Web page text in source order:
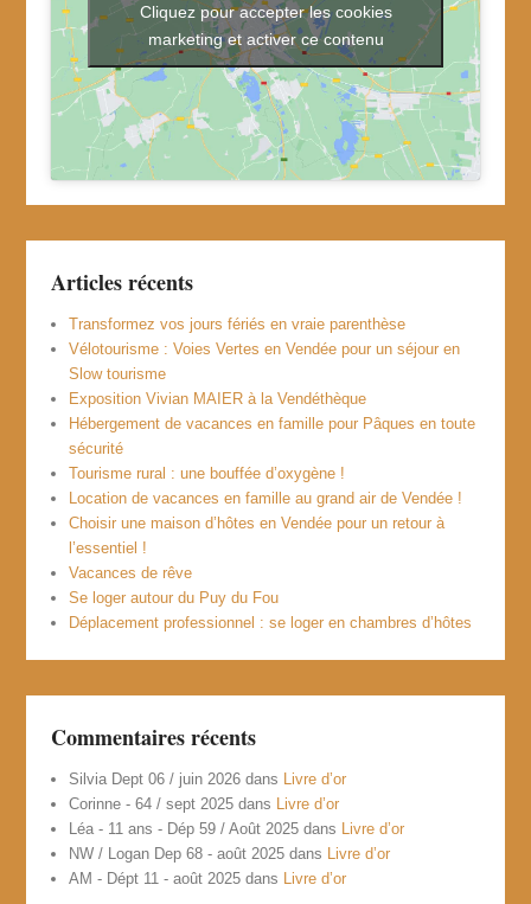
Cliquez pour accepter les cookies
marketing et activer ce contenu
Articles récents
Transformez vos jours fériés en vraie parenthèse
Vélotourisme : Voies Vertes en Vendée pour un séjour en
Slow tourisme
Exposition Vivian MAIER à la Vendéthèque
Hébergement de vacances en famille pour Pâques en toute
sécurité
Tourisme rural : une bouffée d’oxygène !
Location de vacances en famille au grand air de Vendée !
Choisir une maison d’hôtes en Vendée pour un retour à
l’essentiel !
Vacances de rêve
Se loger autour du Puy du Fou
Déplacement professionnel : se loger en chambres d’hôtes
Commentaires récents
Silvia Dept 06 / juin 2026 dans Livre d’or
Corinne - 64 / sept 2025 dans Livre d’or
Léa - 11 ans - Dép 59 / Août 2025 dans Livre d’or
NW / Logan Dep 68 - août 2025 dans Livre d’or
AM - Dépt 11 - août 2025 dans Livre d’or